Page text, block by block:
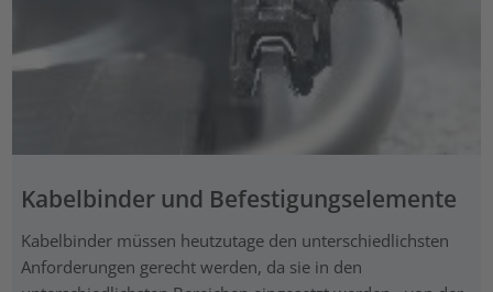
Kabelbinder und Befestigungselemente
Kabelbinder müssen heutzutage den unterschiedlichsten
Anforderungen gerecht werden, da sie in den